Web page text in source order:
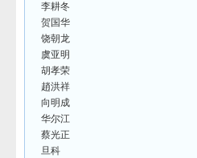
李耕冬
贺国华
饶朝龙
虞亚明
胡孝荣
趙洪祥
向明成
华尔江
蔡光正
旦科